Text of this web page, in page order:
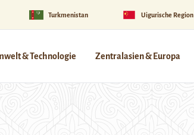
Turkmenistan Uigurische Region
& Technologie Zentralasien & Europa